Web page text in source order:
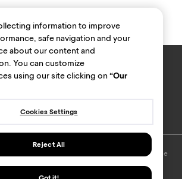
aos termos e condições do Termo de Uso
e
information to improve
safe navigation and your
about our content and
You can customize
using our site clicking on“Our
Cookies Settings
Reject All